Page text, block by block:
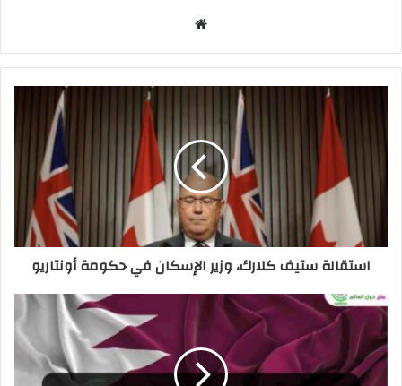
استقالة ستيف كلارك، وزير الإسكان في حكومة أونتاريو